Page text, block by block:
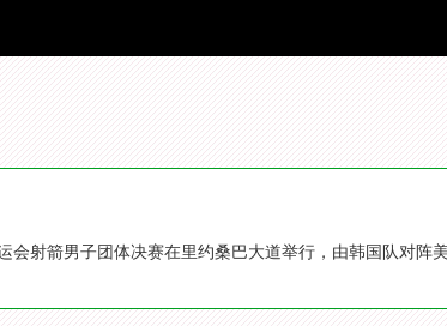
会射箭男子团体决赛在里约桑巴大道举行，由韩国队对阵